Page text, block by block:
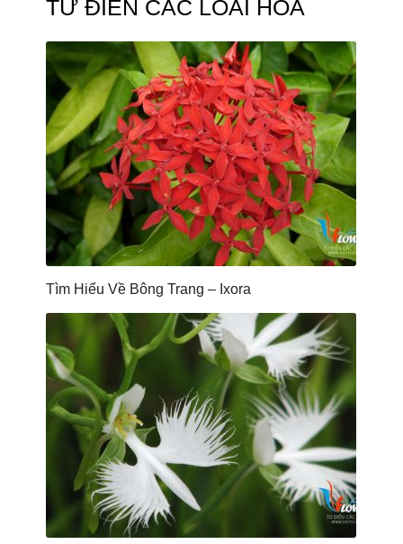
TỪ ĐIỂN CÁC LOÀI HOA
Tìm Hiểu Về Bông Trang – Ixora